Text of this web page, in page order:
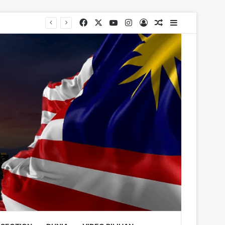
Facebook YouTubeInstagram
Log InRandom Article